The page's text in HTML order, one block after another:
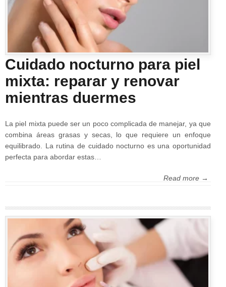
Cuidado nocturno para piel
mixta: reparar y renovar
mientras duermes
La piel mixta puede ser un poco complicada de manejar, ya que
combina áreas grasas y secas, lo que requiere un enfoque
equilibrado. La rutina de cuidado nocturno es una oportunidad
perfecta para abordar estas…
Read more →